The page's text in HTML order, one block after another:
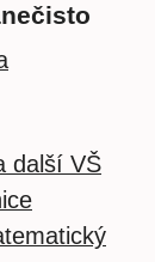
další VŠ